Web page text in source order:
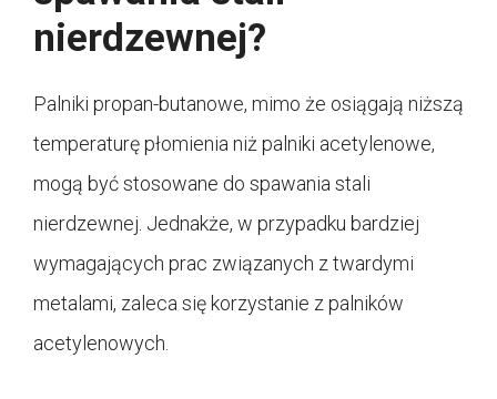
nierdzewnej?
Palniki propan-butanowe, mimo że osiągają niższą
temperaturę płomienia niż palniki acetylenowe,
mogą być stosowane do spawania stali
nierdzewnej. Jednakże, w przypadku bardziej
wymagających prac związanych z twardymi
metalami, zaleca się korzystanie z palników
acetylenowych.